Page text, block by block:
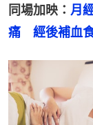
同場加映： 月
痛　經後補血